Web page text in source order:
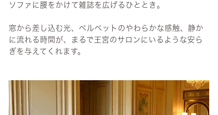
ソファに腰をかけて雑誌を広げるひととき。
窓から差し込む光、ベルベットのやわらかな感触、静か
に流れる時間が、まるで王宮のサロンにいるような安ら
ぎを与えてくれます。